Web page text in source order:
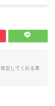
定してくれる革